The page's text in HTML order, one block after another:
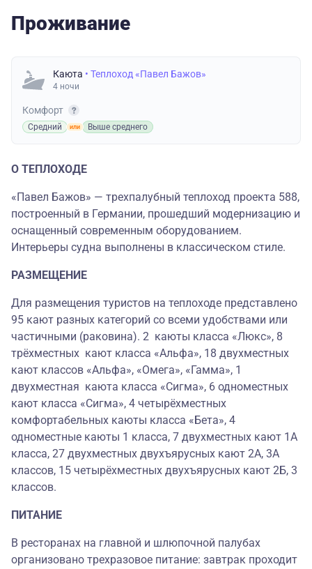
Проживание
Каюта • Теплоход «Павел Бажов»
4 ночи
Комфорт
Средний Выше среднего
О ТЕПЛОХОДЕ
«Павел Бажов» — трехпалубный теплоход проекта 588,
построенный в Германии, прошедший модернизацию и
оснащенный современным оборудованием.
Интерьеры судна выполнены в классическом стиле.
РАЗМЕЩЕНИЕ
Для размещения туристов на теплоходе представлено
95 кают разных категорий со всеми удобствами или
частичными (раковина). 2 каюты класса «Люкс», 8
трёхместных кают класса «Альфа», 18 двухместных
кают классов «Альфа», «Омега», «Гамма», 1
двухместная каюта класса «Сигма», 6 одноместных
кают класса «Сигма», 4 четырёхместных
комфортабельных каюты класса «Бета», 4
одноместные каюты 1 класса, 7 двухместных кают 1А
класса, 27 двухместных двухъярусных кают 2А, 3А
классов, 15 четырёхместных двухъярусных кают 2Б, 3
классов.
ПИТАНИЕ
В ресторанах на главной и шлюпочной палубах
организовано трехразовое питание: завтрак проходит